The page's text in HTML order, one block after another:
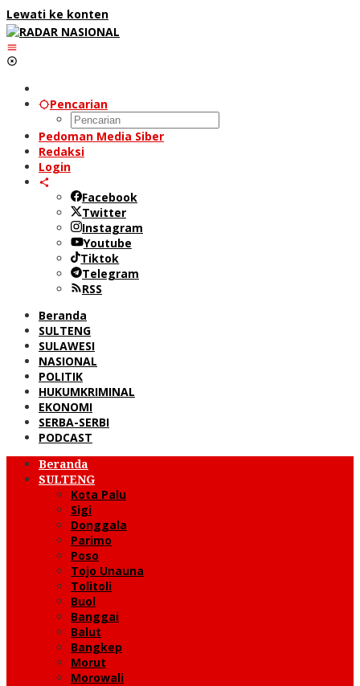
Lewati ke konten
Pencarian
Pedoman Media Siber
Redaksi
Login
Facebook
Twitter
Instagram
Youtube
Tiktok
Telegram
RSS
Beranda
SULTENG
SULAWESI
NASIONAL
POLITIK
HUKUMKRIMINAL
EKONOMI
SERBA-SERBI
PODCAST
Beranda
SULTENG
Kota Palu
Sigi
Donggala
Parimo
Poso
Tojo Unauna
Tolitoli
Buol
Banggai
Balut
Bangkep
Morut
Morowali